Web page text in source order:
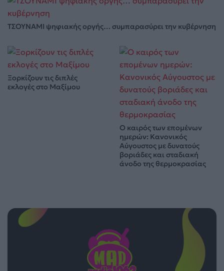
ΤΣΟΥΝΑΜΙ ψηφιακής οργής… συμπαρασύρει την κυβέρνηση
Ξορκίζουν τις διπλές
εκλογές στο Μαξίμου
Ο καιρός των επομένων
ημερών: Κανονικός
Αύγουστος με δυνατούς
βοριάδες και σταδιακή
άνοδο της θερμοκρασίας